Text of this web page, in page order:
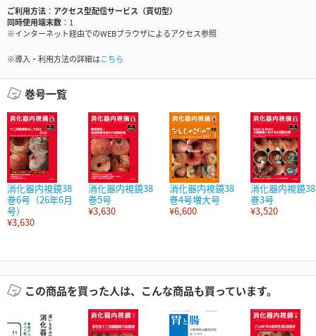
ご利用方法
アクセス型配信サービス（買切型）
同時使用端末数
1
※インターネット経由でのWEBブラウザによるアクセス参照
※導入・利用方法の詳細はこちら
巻号一覧
消化器内視鏡38
巻6号（26年6月
号）
¥3,630
消化器内視鏡38
巻5号
¥3,630
消化器内視鏡38
巻4号増大号
¥6,600
消化器内視鏡38
巻3号
¥3,520
この商品を買った人は、こんな商品も買っています。